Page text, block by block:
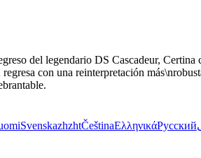
del legendario DS Cascadeur, Certina
con una reinterpretación
SvenskazhzhtČeštinaΕλληνικάРусский